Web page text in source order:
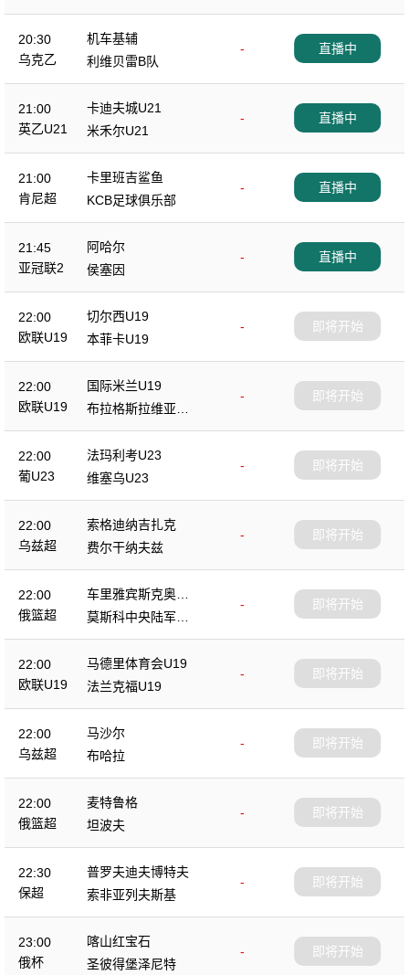
20:30
乌克乙
机车基辅
-
利维贝雷B队
直播中
21:00
英乙U21
卡迪夫城U21
-
米禾尔U21
直播中
21:00
肯尼超
卡里班吉鲨鱼
-
KCB足球俱乐部
直播中
21:45
亚冠联2
阿哈尔
-
侯塞因
直播中
22:00
欧联U19
切尔西U19
-
本菲卡U19
即将开始
22:00
欧联U19
国际米兰U19
-
布拉格斯拉维亚U1
9
即将开始
22:00
葡U23
法玛利考U23
-
维塞乌U23
即将开始
22:00
乌兹超
索格迪纳吉扎克
-
费尔干纳夫兹
即将开始
22:00
俄篮超
车里雅宾斯克奥林
匹克
-
莫斯科中央陆军B
队
即将开始
22:00
欧联U19
马德里体育会U19
-
法兰克福U19
即将开始
22:00
乌兹超
马沙尔
-
布哈拉
即将开始
22:00
俄篮超
麦特鲁格
-
坦波夫
即将开始
22:30
保超
普罗夫迪夫博特夫
-
索非亚列夫斯基
即将开始
23:00
俄杯
喀山红宝石
-
圣彼得堡泽尼特
即将开始